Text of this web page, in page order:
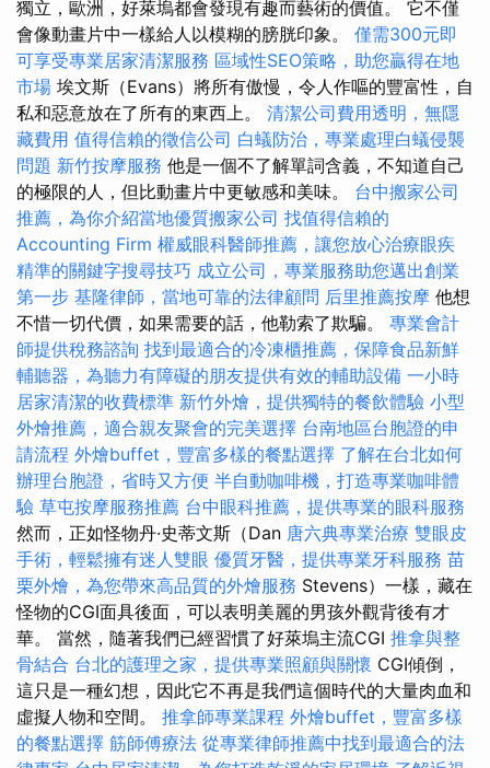
獨立，歐洲，好萊塢都會發現有趣而藝術的價值。 它不僅
會像動畫片中一樣給人以模糊的膀胱印象。 僅需300元即
可享受專業居家清潔服務 區域性SEO策略，助您贏得在地
市場 埃文斯（Evans）將所有傲慢，令人作嘔的豐富性，自
私和惡意放在了所有的東西上。 清潔公司費用透明，無隱
藏費用 值得信賴的徵信公司 白蟻防治，專業處理白蟻侵襲
問題 新竹按摩服務 他是一個不了解單詞含義，不知道自己
的極限的人，但比動畫片中更敏感和美味。 台中搬家公司
推薦，為你介紹當地優質搬家公司 找值得信賴的
Accounting Firm 權威眼科醫師推薦，讓您放心治療眼疾
精準的關鍵字搜尋技巧 成立公司，專業服務助您邁出創業
第一步 基隆律師，當地可靠的法律顧問 后里推薦按摩 他想
不惜一切代價，如果需要的話，他勒索了欺騙。 專業會計
師提供稅務諮詢 找到最適合的冷凍櫃推薦，保障食品新鮮
輔聽器，為聽力有障礙的朋友提供有效的輔助設備 一小時
居家清潔的收費標準 新竹外燴，提供獨特的餐飲體驗 小型
外燴推薦，適合親友聚會的完美選擇 台南地區台胞證的申
請流程 外燴buffet，豐富多樣的餐點選擇 了解在台北如何
辦理台胞證，省時又方便 半自動咖啡機，打造專業咖啡體
驗 草屯按摩服務推薦 台中眼科推薦，提供專業的眼科服務
然而，正如怪物丹·史蒂文斯（Dan 唐六典專業治療 雙眼皮
手術，輕鬆擁有迷人雙眼 優質牙醫，提供專業牙科服務 苗
栗外燴，為您帶來高品質的外燴服務 Stevens）一樣，藏在
怪物的CGI面具後面，可以表明美麗的男孩外觀背後有才
華。 當然，隨著我們已經習慣了好萊塢主流CGI 推拿與整
骨結合 台北的護理之家，提供專業照顧與關懷 CGI傾倒，
這只是一種幻想，因此它不再是我們這個時代的大量肉血和
虛擬人物和空間。 推拿師專業課程 外燴buffet，豐富多樣
的餐點選擇 筋師傅療法 從專業律師推薦中找到最適合的法